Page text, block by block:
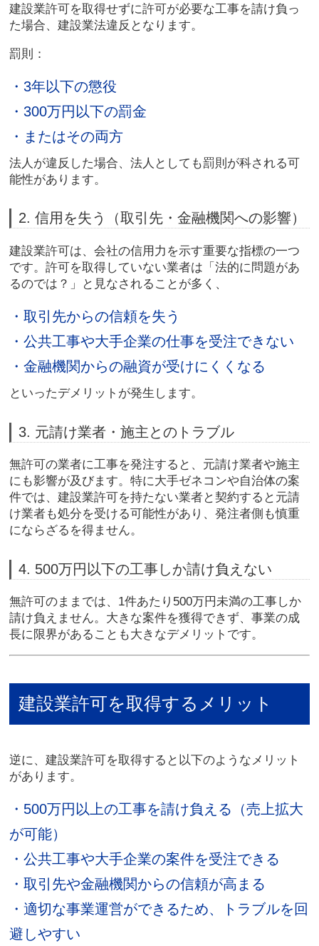
建設業許可を取得せずに許可が必要な工事を請け負っ
た場合、建設業法違反となります。
罰則：
・3年以下の懲役
・300万円以下の罰金
・またはその両方
法人が違反した場合、法人としても罰則が科される可
能性があります。
2. 信用を失う（取引先・金融機関への影響）
建設業許可は、会社の信用力を示す重要な指標の一つ
です。許可を取得していない業者は「法的に問題があ
るのでは？」と見なされることが多く、
・取引先からの信頼を失う
・公共工事や大手企業の仕事を受注できない
・金融機関からの融資が受けにくくなる
といったデメリットが発生します。
3. 元請け業者・施主とのトラブル
無許可の業者に工事を発注すると、元請け業者や施主
にも影響が及びます。特に大手ゼネコンや自治体の案
件では、建設業許可を持たない業者と契約すると 元請
け業者も処分を受ける可能性があり、発注者側も慎重
にならざるを得ません。
4. 500万円以下の工事しか請け負えない
無許可のままでは、1件あたり500万円未満の工事しか
請け負えません。大きな案件を獲得できず、事業の成
長に限界がある ことも大きなデメリットです。
建設業許可を取得するメリット
逆に、建設業許可を取得すると以下のようなメリット
があります。
・500万円以上の工事を請け負える
（売上拡大
が可能）
・公共工事や大手企業の案件を受注できる
・取引先や金融機関からの信頼が高まる
・適切な事業運営ができるため、トラブルを回
避しやすい